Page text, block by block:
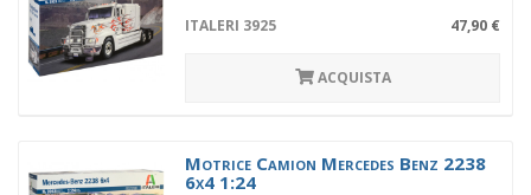
ITALERI 3925 47,90 €
ACQUISTA
Motrice Camion Mercedes Benz 2238
6x4 1:24